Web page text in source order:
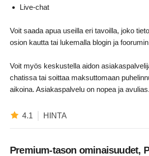
Live-chat
Voit saada apua useilla eri tavoilla, joko
osion kautta tai lukemalla blogin ja
Voit myös keskustella aidon
chatissa tai soittaa maksuttomaan
aikoina. Asiakaspalvelu on nopea ja avulias.
4.1 HINTA
Premium-tason ominaisuudet,